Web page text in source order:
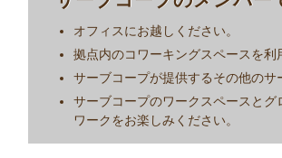
サーブコープのメンバー
オフィスにお越しください。